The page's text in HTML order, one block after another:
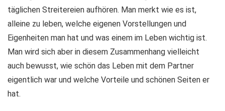
täglichen Streitereien aufhören. Man merkt wie es ist,
alleine zu leben, welche eigenen Vorstellungen und
Eigenheiten man hat und was einem im Leben wichtig ist.
Man wird sich aber in diesem Zusammenhang vielleicht
auch bewusst, wie schön das Leben mit dem Partner
eigentlich war und welche Vorteile und schönen Seiten er
hat.